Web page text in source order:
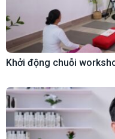
Khởi động chuỗi